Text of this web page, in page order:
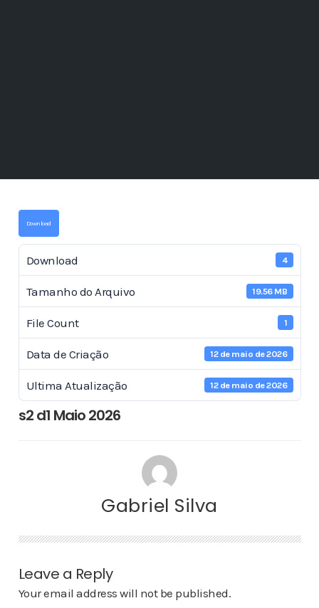
Download
Download 4
Tamanho do Arquivo 19.56 MB
File Count 1
Data de Criação 12 de maio de 2026
Ultima Atualização 12 de maio de 2026
s2 d1 Maio 2026
Gabriel Silva
Leave a Reply
Your email address will not be published.